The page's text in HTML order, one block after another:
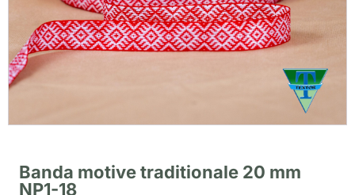
Banda motive traditionale 20 mm
NP1-18